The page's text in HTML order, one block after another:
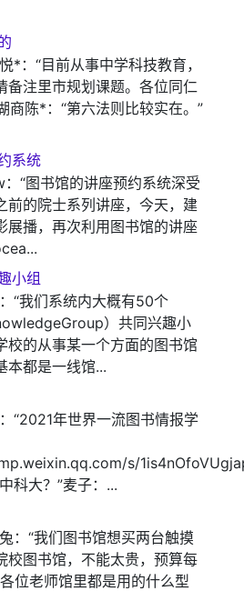
*：“目前从事中学科技教育，
备注里市规划课题。各位同仁
商陈*：“第六法则比较实在。”
系统
“图书馆的讲座预约系统深受
前的院士系列讲座，今天，建
展播，再次利用图书馆的讲座
小组
“我们系统内大概有50个
）共同兴趣小
校的从事某一个方面的图书馆
本都是一线馆...
“2021年世界一流图书情报学
s/
科大？”麦子：...
：“我们图书馆想买两台触摸
校图书馆，不能太贵，预算每
位老师馆里都是用的什么型